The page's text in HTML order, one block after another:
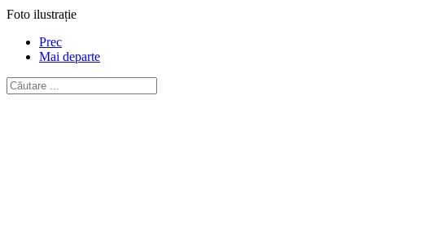
Foto ilustrație
Prec
Mai departe